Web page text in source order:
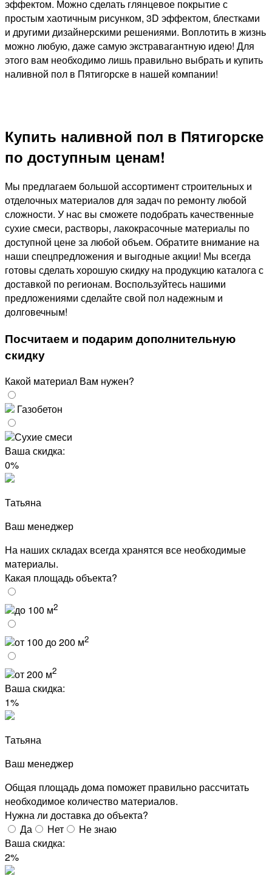
эффектом. Можно сделать глянцевое покрытие с
простым хаотичным рисунком, 3D эффектом, блестками
и другими дизайнерскими решениями. Воплотить в жизнь
можно любую, даже самую экстравагантную идею! Для
этого вам необходимо лишь правильно выбрать и купить
наливной пол в Пятигорске в нашей компании!
Купить наливной пол в Пятигорске
по доступным ценам!
Мы предлагаем большой ассортимент строительных и
отделочных материалов для задач по ремонту любой
сложности. У нас вы сможете подобрать качественные
сухие смеси, растворы, лакокрасочные материалы по
доступной цене за любой объем. Обратите внимание на
наши спецпредложения и выгодные акции! Мы всегда
готовы сделать хорошую скидку на продукцию каталога с
доставкой по регионам. Воспользуйтесь нашими
предложениями сделайте свой пол надежным и
долговечным!
Посчитаем и подарим дополнительную
скидку
Какой материал Вам нужен?
Газобетон
Сухие смеси
Ваша скидка:
0%
Татьяна
Ваш менеджер
На наших складах всегда хранятся все необходимые
материалы.
Какая площадь объекта?
до 100 м2
от 100 до 200 м2
от 200 м2
Ваша скидка:
1%
Татьяна
Ваш менеджер
Общая площадь дома поможет правильно рассчитать
необходимое количество материалов.
Нужна ли доставка до объекта?
Да
Нет
Не знаю
Ваша скидка:
2%